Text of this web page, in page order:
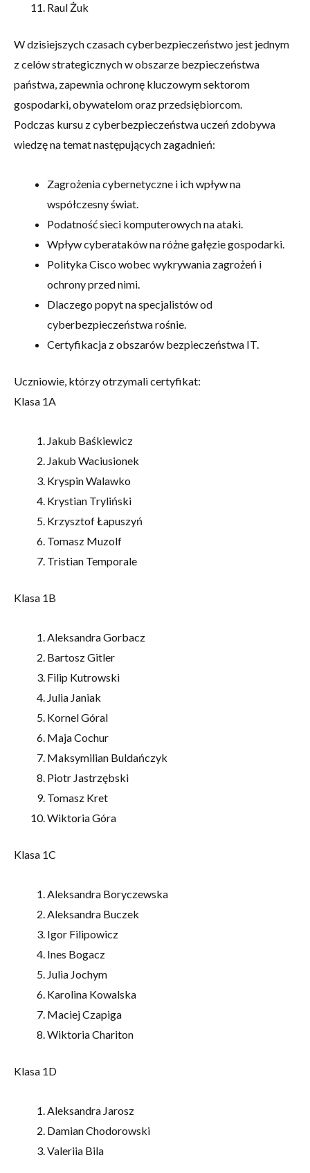
Raul Żuk
W dzisiejszych czasach cyberbezpieczeństwo jest jednym
z celów strategicznych w obszarze bezpieczeństwa
państwa, zapewnia ochronę kluczowym sektorom
gospodarki, obywatelom oraz przedsiębiorcom.
Podczas kursu z cyberbezpieczeństwa uczeń zdobywa
wiedzę na temat następujących zagadnień:
Zagrożenia cybernetyczne i ich wpływ na
współczesny świat.
Podatność sieci komputerowych na ataki.
Wpływ cyberataków na różne gałęzie gospodarki.
Polityka Cisco wobec wykrywania zagrożeń i
ochrony przed nimi.
Dlaczego popyt na specjalistów od
cyberbezpieczeństwa rośnie.
Certyfikacja z obszarów bezpieczeństwa IT.
Uczniowie, którzy otrzymali certyfikat:
Klasa 1A
Jakub Baśkiewicz
Jakub Waciusionek
Kryspin Walawko
Krystian Tryliński
Krzysztof Łapuszyń
Tomasz Muzolf
Tristian Temporale
Klasa 1B
Aleksandra Gorbacz
Bartosz Gitler
Filip Kutrowski
Julia Janiak
Kornel Góral
Maja Cochur
Maksymilian Buldańczyk
Piotr Jastrzębski
Tomasz Kret
Wiktoria Góra
Klasa 1C
Aleksandra Boryczewska
Aleksandra Buczek
Igor Filipowicz
Ines Bogacz
Julia Jochym
Karolina Kowalska
Maciej Czapiga
Wiktoria Chariton
Klasa 1D
Aleksandra Jarosz
Damian Chodorowski
Valeriia Bila